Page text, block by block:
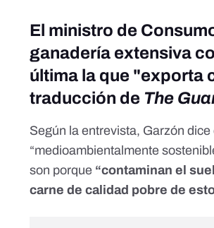
El ministro de
ganadería extensiva
última la que "exporta
traducción de The
Según la entrevista, Garzón
“medioambientalmente
son porque “contaminan el
carne de calidad pobre de